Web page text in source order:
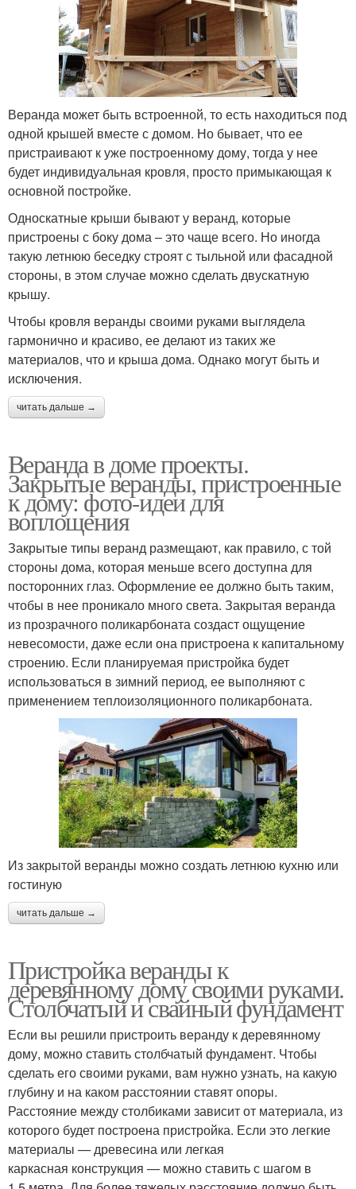
Веранда может быть встроенной, то есть находиться под
одной крышей вместе с домом. Но бывает, что ее
пристраивают к уже построенному дому, тогда у нее
будет индивидуальная кровля, просто примыкающая к
основной постройке.
Односкатные крыши бывают у веранд, которые
пристроены с боку дома – это чаще всего. Но иногда
такую летнюю беседку строят с тыльной или фасадной
стороны, в этом случае можно сделать двускатную
крышу.
Чтобы кровля веранды своими руками выглядела
гармонично и красиво, ее делают из таких же
материалов, что и крыша дома. Однако могут быть и
исключения.
читать дальше →
Веранда в доме проекты.
Закрытые веранды, пристроенные
к дому: фото-идеи для
воплощения
Закрытые типы веранд размещают, как правило, с той
стороны дома, которая меньше всего доступна для
посторонних глаз. Оформление ее должно быть таким,
чтобы в нее проникало много света. Закрытая веранда
из прозрачного поликарбоната создаст ощущение
невесомости, даже если она пристроена к капитальному
строению. Если планируемая пристройка будет
использоваться в зимний период, ее выполняют с
применением теплоизоляционного поликарбоната.
Из закрытой веранды можно создать летнюю кухню или
гостиную
читать дальше →
Пристройка веранды к
деревянному дому своими руками.
Столбчатый и свайный фундамент
Если вы решили пристроить веранду к деревянному
дому, можно ставить столбчатый фундамент. Чтобы
сделать его своими руками, вам нужно узнать, на какую
глубину и на каком расстоянии ставят опоры.
Расстояние между столбиками зависит от материала, из
которого будет построена пристройка. Если это легкие
материалы — древесина или легкая
каркасная конструкция — можно ставить с шагом в